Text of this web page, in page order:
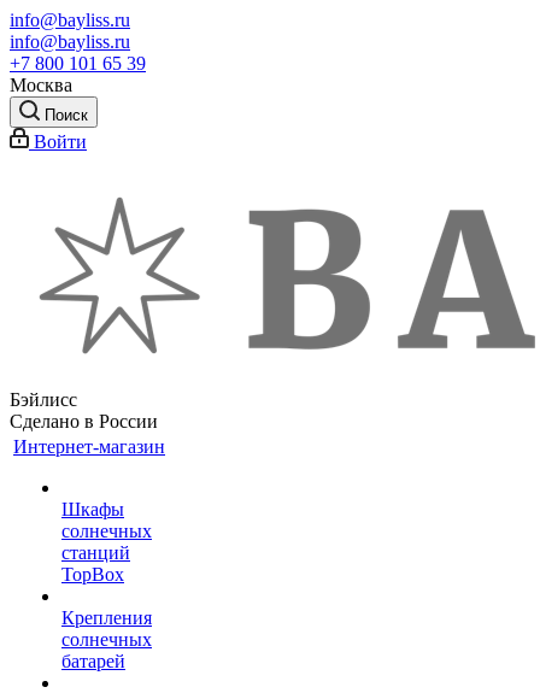
info@bayliss.ru
info@bayliss.ru
+7 800 101 65 39
Москва
Поиск
Войти
Бэйлисс
Сделано в России
Интернет-магазин
Шкафы
солнечных
станций
TopBox
Крепления
солнечных
батарей